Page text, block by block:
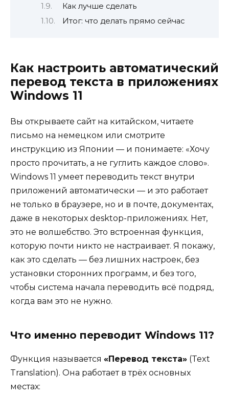
Как лучше сделать
Итог: что делать прямо сейчас
Как настроить автоматический
перевод текста в приложениях
Windows 11
Вы открываете сайт на китайском, читаете
письмо на немецком или смотрите
инструкцию из Японии — и понимаете: «Хочу
просто прочитать, а не гуглить каждое слово».
Windows 11 умеет переводить текст внутри
приложений автоматически — и это работает
не только в браузере, но и в почте, документах,
даже в некоторых desktop-приложениях. Нет,
это не волшебство. Это встроенная функция,
которую почти никто не настраивает. Я покажу,
как это сделать — без лишних настроек, без
установки сторонних программ, и без того,
чтобы система начала переводить всё подряд,
когда вам это не нужно.
Что именно переводит Windows 11?
Функция называется «Перевод текста» (Text
Translation). Она работает в трёх основных
местах: